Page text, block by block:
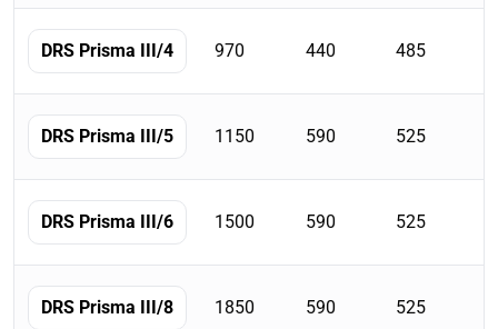
et
serrures.
DRS Prisma III/4 970 440 485
DRS Prisma III/5 1150 590 525
DRS Prisma III/6 1500 590 525
DRS Prisma III/8 1850 590 525